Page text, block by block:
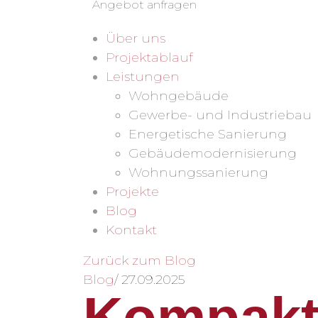
Angebot anfragen
Über uns
Projektablauf
Leistungen
Wohngebäude
Gewerbe- und Industriebau
Energetische Sanierung
Gebäudemodernisierung
Wohnungssanierung
Projekte
Blog
Kontakt
Zurück zum Blog
Blog/27.09.2025